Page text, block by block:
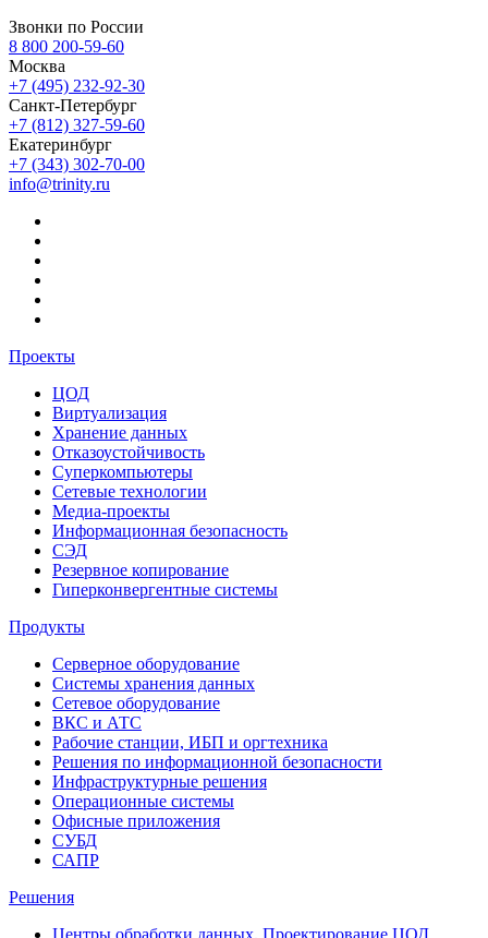
Звонки по России
8 800 200-59-60
Москва
+7 (495) 232-92-30
Санкт-Петербург
+7 (812) 327-59-60
Екатеринбург
+7 (343) 302-70-00
info@trinity.ru
Проекты
ЦОД
Виртуализация
Хранение данных
Отказоустойчивость
Суперкомпьютеры
Сетевые технологии
Медиа-проекты
Информационная безопасность
СЭД
Резервное копирование
Гиперконвергентные системы
Продукты
Серверное оборудование
Системы хранения данных
Сетевое оборудование
ВКС и АТС
Рабочие станции, ИБП и оргтехника
Решения по информационной безопасности
Инфраструктурные решения
Операционные системы
Офисные приложения
СУБД
САПР
Решения
Центры обработки данных. Проектирование ЦОД